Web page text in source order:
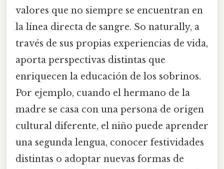
valores que no siempre se encuentran en
la línea directa de sangre. So naturally, a
través de sus propias experiencias de vida,
aporta perspectivas distintas que
enriquecen la educación de los sobrinos.
Por ejemplo, cuando el hermano de la
madre se casa con una persona de origen
cultural diferente, el niño puede aprender
una segunda lengua, conocer festividades
distintas o adoptar nuevas formas de